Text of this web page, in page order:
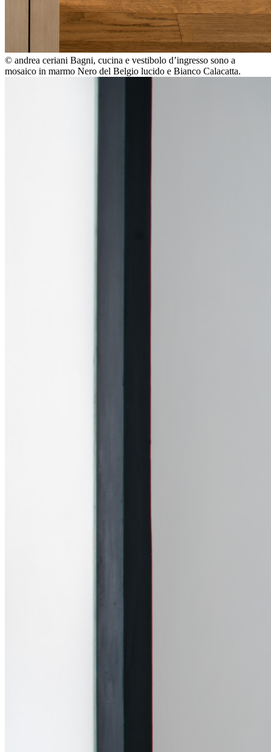
© andrea ceriani Bagni, cucina e vestibolo d’ingresso sono a
mosaico in marmo Nero del Belgio lucido e Bianco Calacatta.